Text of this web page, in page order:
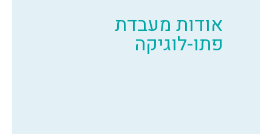
אודות מעבדת
פתו-לוגיקה